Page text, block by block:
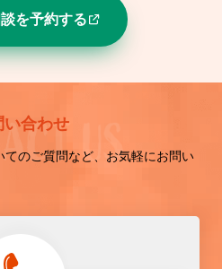
を予約する
い合わせ
のご質問など、お気軽にお問い